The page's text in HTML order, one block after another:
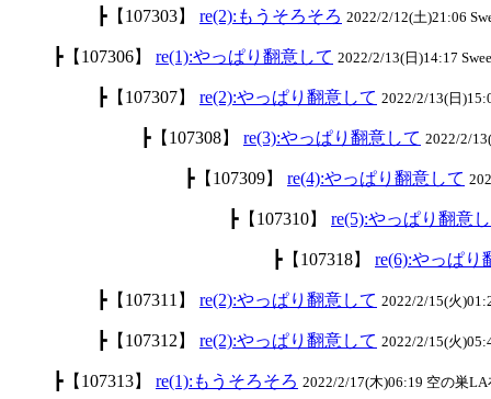
┣【107303】 re(2):もうそろそろ 2022/2/12(土)21:06
┣【107306】 re(1):やっぱり翻意して 2022/2/13(日)14:17
┣【107307】 re(2):やっぱり翻意して 2022/2/13(日
┣【107308】 re(3):やっぱり翻意して 2022/2/
┣【107309】 re(4):やっぱり翻意して
┣【107310】 re(5):やっぱり翻意
┣【107318】 re(6):やっぱり
┣【107311】 re(2):やっぱり翻意して 2022/2/15(火
┣【107312】 re(2):やっぱり翻意して 2022/2/15(火
┣【107313】 re(1):もうそろそろ 2022/2/17(木)06:19 空の巣